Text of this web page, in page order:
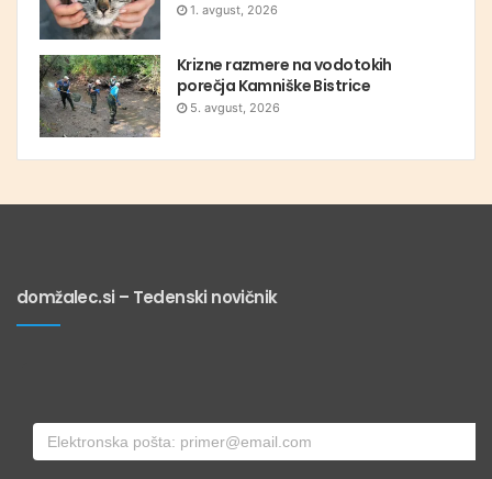
1. avgust, 2026
Krizne razmere na vodotokih
porečja Kamniške Bistrice
5. avgust, 2026
domžalec.si – Tedenski novičnik